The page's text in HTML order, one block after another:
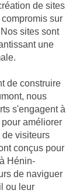
de sites
sur
sites sont
une
de construire
nous
s'engagent à
améliorer
de visiteurs
conçus pour
Hénin-
de naviguer
ou leur